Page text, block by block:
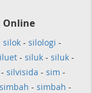
Online
silok - silologi -
- siluk - siluk -
- silvisida - sim -
simbah - simbah -